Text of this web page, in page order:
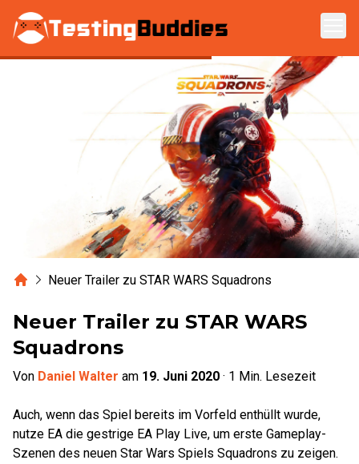
Zum Hauptinhalt springen
HomeNeuer Trailer zu STAR WARS Squadrons
Neuer Trailer zu STAR WARS
Squadrons
Von Daniel Walter am 19. Juni 2020 · 1 Min. Lesezeit
Auch, wenn das Spiel bereits im Vorfeld enthüllt wurde,
nutze EA die gestrige EA Play Live, um erste Gameplay-
Szenen des neuen Star Wars Spiels Squadrons zu zeigen.